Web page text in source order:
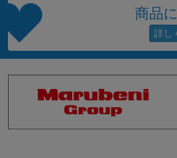
商品